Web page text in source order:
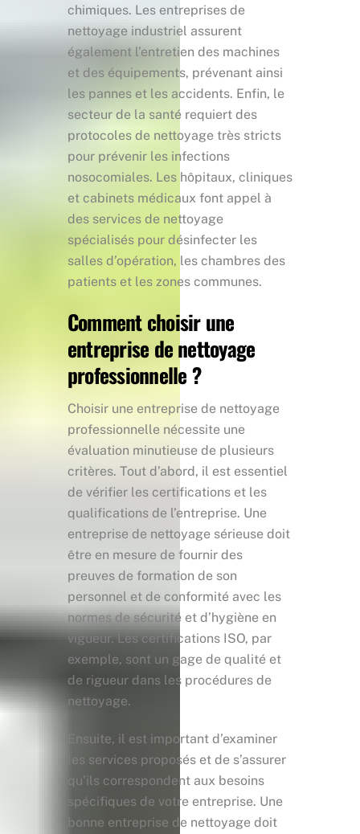
chimiques. Les entreprises de
nettoyage industriel assurent
également l’entretien des machines
et des équipements, prévenant ainsi
les pannes et les accidents. Enfin, le
secteur de la santé requiert des
protocoles de nettoyage très stricts
pour prévenir les infections
nosocomiales. Les hôpitaux, cliniques
et cabinets médicaux font appel à
des services de nettoyage
spécialisés pour désinfecter les
salles d’opération, les chambres des
patients et les zones communes.
Comment choisir une
entreprise de nettoyage
professionnelle ?
Choisir une entreprise de nettoyage
professionnelle nécessite une
évaluation minutieuse de plusieurs
critères. Tout d’abord, il est essentiel
de vérifier les certifications et les
qualifications de l’entreprise. Une
entreprise de nettoyage sérieuse doit
être en mesure de fournir des
preuves de formation de son
personnel et de conformité avec les
normes de sécurité et d’hygiène en
vigueur. Les certifications ISO, par
exemple, sont un gage de qualité et
de rigueur dans les procédures de
nettoyage.
Ensuite, il est important d’examiner
les services proposés et de s’assurer
qu’ils correspondent aux besoins
spécifiques de votre entreprise. Une
bonne entreprise de nettoyage doit